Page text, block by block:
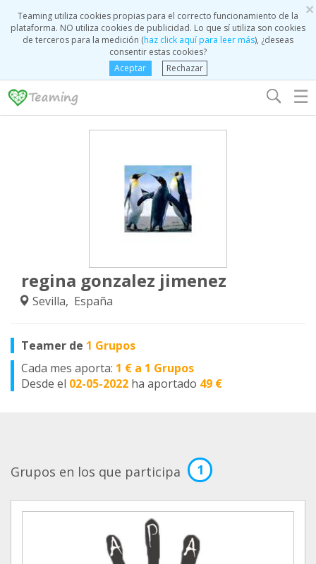
×
Teaming utiliza cookies propias para el correcto funcionamiento de la
plataforma. NO utiliza cookies de publicidad. Lo que sí utiliza son cookies
de terceros para la medición (haz click aquí para leer más), ¿deseas
consentir estas cookies?
Aceptar
Rechazar
☰
regina gonzalez jimenez
Sevilla, España
Teamer de 1 Grupos
Cada mes aporta: 1 € a 1 Grupos
Desde el 02-05-2022 ha aportado 49 €
Grupos en los que participa 1